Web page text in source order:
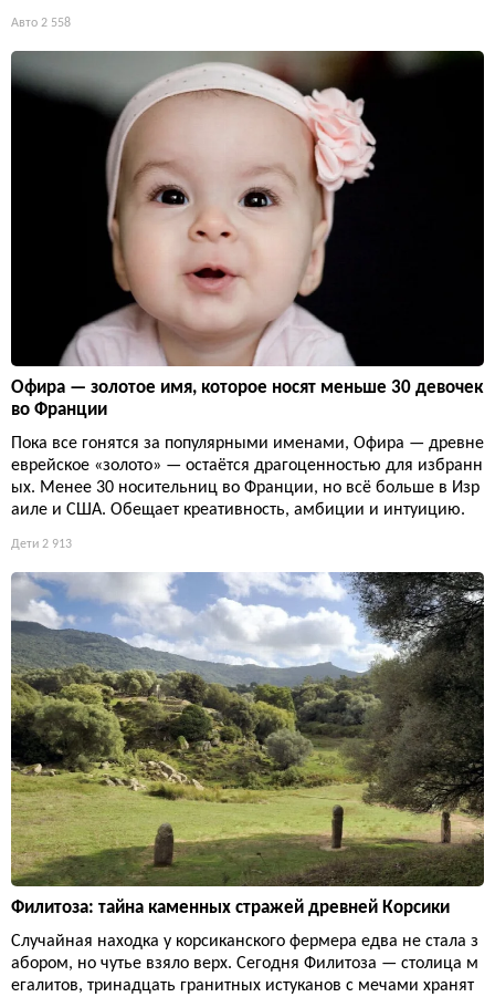
Авто 2 558
Офира — золотое имя, которое носят меньше 30 девочек
во Франции
Пока все гонятся за популярными именами, Офира — древне
еврейское «золото» — остаётся драгоценностью для избранн
ых. Менее 30 носительниц во Франции, но всё больше в Изр
аиле и США. Обещает креативность, амбиции и интуицию.
Дети 2 913
Филитоза: тайна каменных стражей древней Корсики
Случайная находка у корсиканского фермера едва не стала з
абором, но чутье взяло верх. Сегодня Филитоза — столица м
егалитов, тринадцать гранитных истуканов с мечами хранят